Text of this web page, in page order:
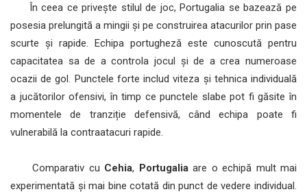
În ceea ce privește stilul de joc, Portugalia se bazează pe
posesia prelungită a mingii și pe construirea atacurilor prin pase
scurte și rapide. Echipa portugheză este cunoscută pentru
capacitatea sa de a controla jocul și de a crea numeroase
ocazii de gol. Punctele forte includ viteza și tehnica individuală
a jucătorilor ofensivi, în timp ce punctele slabe pot fi găsite în
momentele de tranziție defensivă, când echipa poate fi
vulnerabilă la contraatacuri rapide.
Comparativ cu Cehia, Portugaliaare o echipă mult mai
experimentată și mai bine cotată din punct de vedere individual.